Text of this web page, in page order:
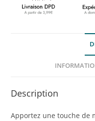
Description
Apportez une touche de